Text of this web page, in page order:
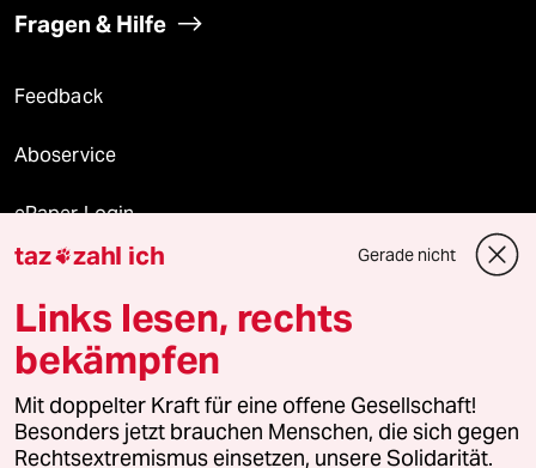
Fragen & Hilfe
Feedback
Aboservice
ePaper Login
Downloads für Abonnierende
© 2026 taz Verlags und Vertriebs GmbH
Alle Rechte vorbehalten. Bei rechtlichen Fragen oder für Genehmigungen
wenden Sie sich bitte an
lizenzen@taz.de
taz zahl ich Gerade nicht
Links lesen, rechts
bekämpfen
Mit doppelter Kraft für eine offene Gesellschaft!
Besonders jetzt brauchen Menschen, die sich gegen
Rechtsextremismus einsetzen, unsere Solidarität.